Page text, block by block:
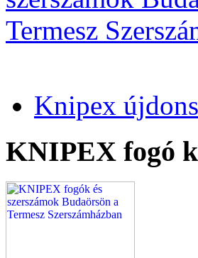
Knipex
KNIPEX fogó